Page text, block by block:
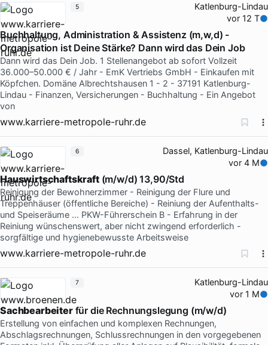
Katlenburg-Lindau
vor 12 T
Buchhaltung, Administration & Assistenz (m,w,d) -
Organisation ist Deine Stärke? Dann wird das Dein Job
Dann wird das Dein Job. 1 Stellenangebot ab sofort Vollzeit
36.000–50.000 € / Jahr - EmK Vertriebs GmbH - Einkaufen mit
Köpfchen. Domäne Albrechtshausen 1 - 2 - 37191 Katlenburg-
Lindau - Finanzen, Versicherungen - Buchhaltung - Ein Angebot
von
www.karriere-metropole-ruhr.de
5
Dassel, Katlenburg-Lindau
vor 4 M
Hauswirtschaftskraft(m/w/d) 13,90/Std
Reinigung der Bewohnerzimmer - Reinigung der Flure und
Treppenhäuser (öffentliche Bereiche) - Reiniung der Aufenthalts-
und Speiseräume … PKW-Führerschein B - Erfahrung in der
Reiniung wünschenswert, aber nicht zwingend erforderlich -
sorgfältige und hygienebewusste Arbeitsweise
www.karriere-metropole-ruhr.de
6
Katlenburg-Lindau
vor 1 M
Sachbearbeiterfür die Rechnungslegung (m/w/d)
Erstellung von einfachen und komplexen Rechnungen,
Abschlagsrechnungen, Schlussrechnungen in den vorgegebenen
7